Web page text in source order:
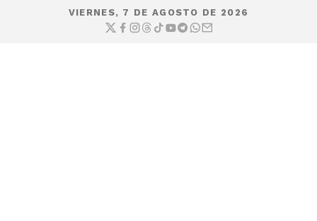
VIERNES, 7 DE AGOSTO DE 2026